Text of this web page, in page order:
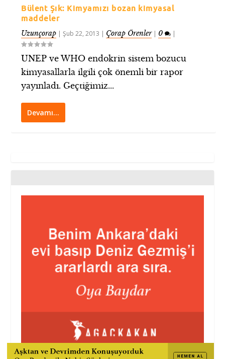
Bülent Şık: Kimyamızı bozan kimyasal
maddeler
Uzunçorap |Şub 22, 2013 | Çorap Örenler| 0 |
UNEP ve WHO endokrin sistem bozucu
kimyasallarla ilgili çok önemli bir rapor
yayınladı. Geçtiğimiz...
Devamı…